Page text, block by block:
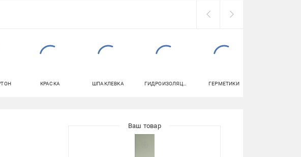
КРАСКА ШПАКЛЕВКА ГИДРОИЗОЛЯЦИЯ ГЕРМЕТИКИ